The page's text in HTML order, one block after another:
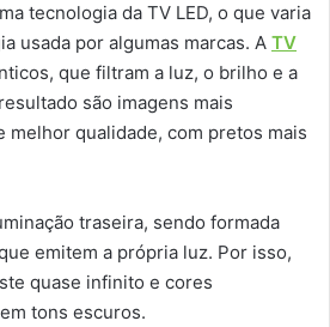
tecnologia da TV LED, o que varia
usada por algumas marcas. A TV
que filtram a luz, o brilho e a
são imagens mais
melhor qualidade, com pretos mais
traseira, sendo formada
emitem a própria luz. Por isso,
quase infinito e cores
tons escuros.